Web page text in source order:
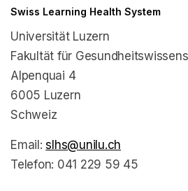
Swiss Learning Health System
Universität Luzern
Fakultät für
Alpenquai 4
6005 Luzern
Schweiz
Email:slhs@unilu.ch
Telefon: 041 229 59 45